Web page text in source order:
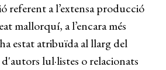
referent a l’extensa producció
mallorquí, a l’encara més
estat atribuïda al llarg del
lul·listes o relacionats